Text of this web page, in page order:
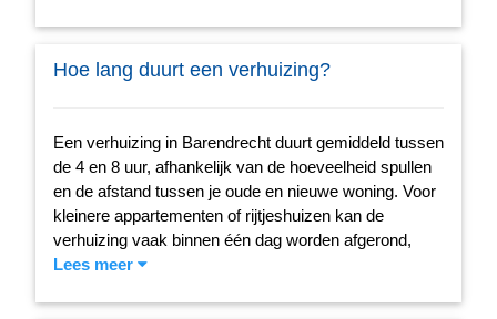
Hoe lang duurt een verhuizing?
Een verhuizing in Barendrecht duurt gemiddeld tussen
de 4 en 8 uur, afhankelijk van de hoeveelheid spullen
en de afstand tussen je oude en nieuwe woning. Voor
kleinere appartementen of rijtjeshuizen kan de
verhuizing vaak binnen één dag worden afgerond,
Lees meer